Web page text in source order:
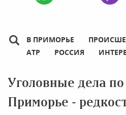
В ПРИМОРЬЕ
АТР
РОССИЯ
Уголовные дела
Приморье -